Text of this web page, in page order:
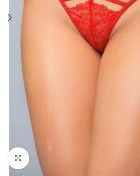
Click to enlarge